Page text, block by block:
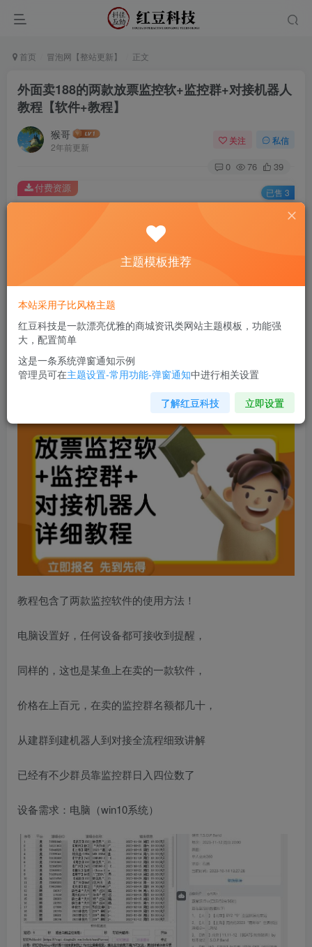
首页 冒泡网【整站更新】 正文
外面卖188的两款放票监控软+监控群+对接机器人
教程【软件+教程】
猴哥
2年前更新
关注 私信
0 76 39
此内容为付费资源，请付费后查看
￥9.9
您当前未登录！建议登陆后购买，可保存购买订单
付费资源 已售 3
外面卖188的两款放票监控软+监控群+对接机器人教程【软
教程包含了两款监控软件的使用方法！
电脑设置好，任何设备都可接收到提醒，
同样的，这也是某鱼上在卖的一款软件，
价格在上百元，在卖的监控群名额都几十，
从建群到建机器人到对接全流程细致讲解
已经有不少群员靠监控群日入四位数了
设备需求：电脑（win10系统）
主题模板推荐
本站采用子比风格主题
红豆科技是一款漂亮优雅的商城资讯类网站主题模板，功能强
大，配置简单
这是一条系统弹窗通知示例
管理员可在主题设置-常用功能-弹窗通知中进行相关设置
了解红豆科技 立即设置